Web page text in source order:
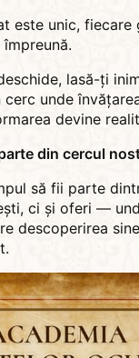
este unic, fiecare
lasă-ți
cerc unde
devine
din cercul
să fii parte
ci și oferi —
descoperirea